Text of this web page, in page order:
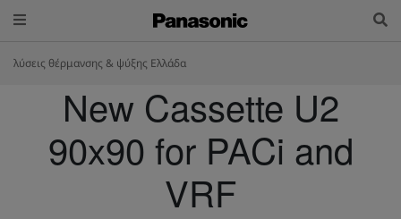
λύσεις θέρμανσης & ψύξης Ελλάδα
New Cassette U2
90x90 for PACi and
VRF